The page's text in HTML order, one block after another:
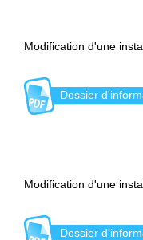
Modification d'une
Dossier
Modification d'une
Dossier